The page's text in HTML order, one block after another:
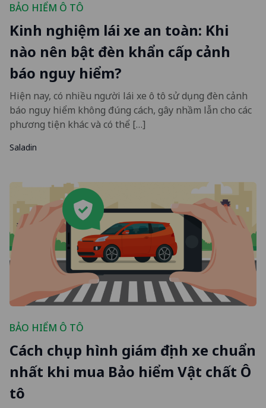
BẢO HIỂM Ô TÔ
Kinh nghiệm lái xe an toàn: Khi
nào nên bật đèn khẩn cấp cảnh
báo nguy hiểm?
Hiện nay, có nhiều người lái xe ô tô sử dụng đèn cảnh
báo nguy hiểm không đúng cách, gây nhầm lẫn cho các
phương tiện khác và có thể […]
Saladin
BẢO HIỂM Ô TÔ
Cách chụp hình giám định xe chuẩn
nhất khi mua Bảo hiểm Vật chất Ô
tô